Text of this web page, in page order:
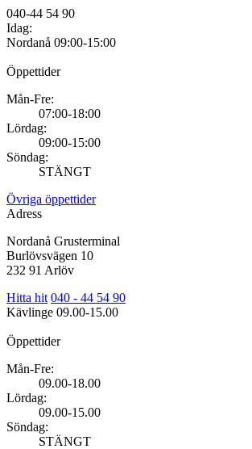
040-44 54 90
Idag:
Nordanå 09:00-15:00
Öppettider
Mån-Fre:
07:00-18:00
Lördag:
09:00-15:00
Söndag:
STÄNGT
Övriga öppettider
Adress
Nordanå Grusterminal
Burlövsvägen 10
232 91 Arlöv
Hitta hit 040 - 44 54 90
Kävlinge 09.00-15.00
Öppettider
Mån-Fre:
09.00-18.00
Lördag:
09.00-15.00
Söndag:
STÄNGT